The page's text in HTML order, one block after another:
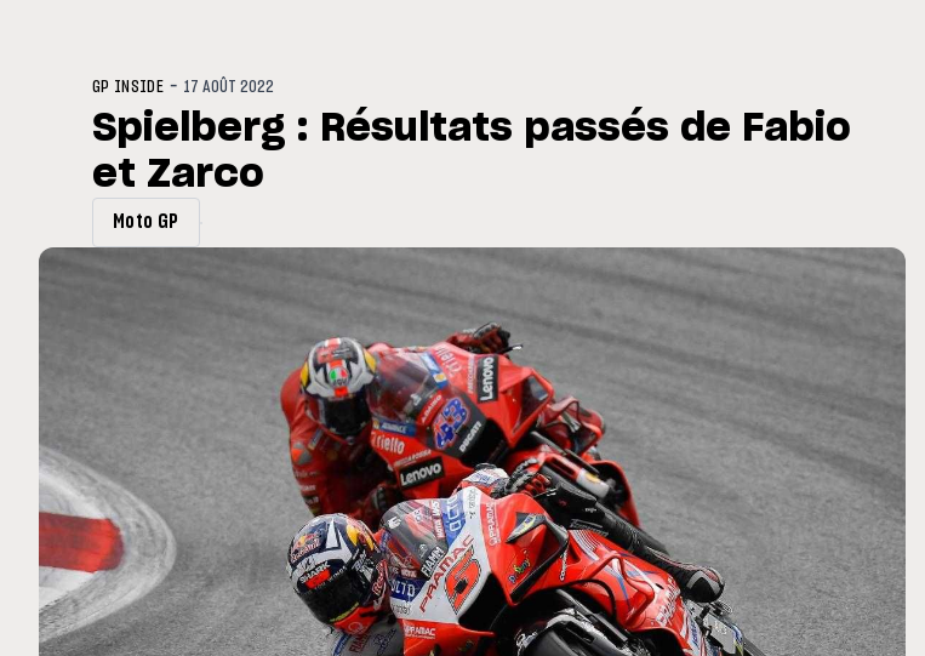
Silverstone : Horaires et Programme du GP de
Grande-Bretagne
MOTO GP
Zarco évite
septembre
GP INSIDE - 17 AOÛT 2022
Spielberg : Résultats passés de Fabio
et Zarco
Moto GP